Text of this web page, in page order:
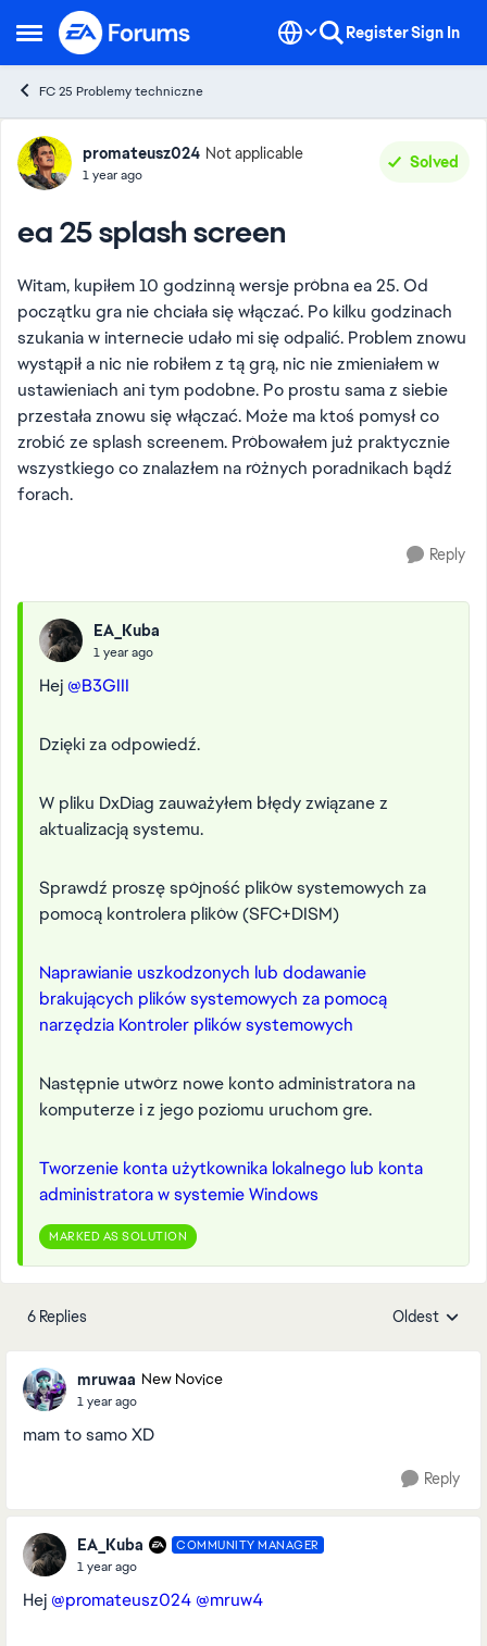
Open Side Menu
Skip to content RegisterSign In
FC 25 Problemy techniczne
Forum Discussion
promateusz024 Not applicable
1 year ago
Solved
ea 25 splash screen
Witam, kupiłem 10 godzinną wersje próbna ea 25. Od
początku gra nie chciała się włączać. Po kilku godzinach
szukania w internecie udało mi się odpalić. Problem znowu
wystąpił a nic nie robiłem z tą grą, nic nie zmieniałem w
ustawieniach ani tym podobne. Po prostu sama z siebie
przestała znowu się włączać. Może ma ktoś pomysł co
zrobić ze splash screenem. Próbowałem już praktycznie
wszystkiego co znalazłem na różnych poradnikach bądź
forach.
Reply
EA_Kuba
1 year ago
Hej @B3GIII
Dzięki za odpowiedź.
W pliku DxDiag zauważyłem błędy związane z
aktualizacją systemu.
Sprawdź proszę spójność plików systemowych za
pomocą kontrolera plików (SFC+DISM)
Naprawianie uszkodzonych lub dodawanie
brakujących plików systemowych za pomocą
narzędzia Kontroler plików systemowych
Następnie utwórz nowe konto administratora na
komputerze i z jego poziomu uruchom gre.
Tworzenie konta użytkownika lokalnego lub konta
administratora w systemie Windows
MARKED AS SOLUTION
6 Replies Replies
Oldest
mruwaa New Novice
1 year ago
mam to samo XD
Reply
EA_Kuba COMMUNITY MANAGER
1 year ago
Hej @promateusz024 @mruw4